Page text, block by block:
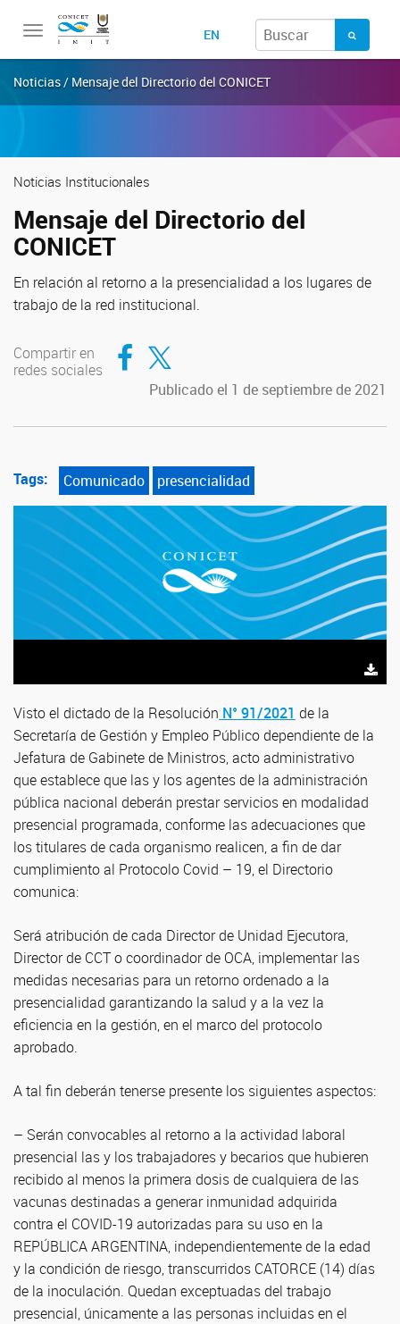
Toggle
EN
Noticias / Mensaje del Directorio del CONICET
Noticias Institucionales
Mensaje del Directorio del
CONICET
En relación al retorno a la presencialidad a los lugares de
trabajo de la red institucional.
Compartir en
redes sociales
Compartir en Facebook
Compartir en Twitter
Publicado el 1 de septiembre de 2021
Tags: Comunicado presencialidad
Visto el dictado de la Resolución N° 91/2021 de la
Secretaría de Gestión y Empleo Público dependiente de la
Jefatura de Gabinete de Ministros, acto administrativo
que establece que las y los agentes de la administración
pública nacional deberán prestar servicios en modalidad
presencial programada, conforme las adecuaciones que
los titulares de cada organismo realicen, a fin de dar
cumplimiento al Protocolo Covid – 19, el Directorio
comunica:
Será atribución de cada Director de Unidad Ejecutora,
Director de CCT o coordinador de OCA, implementar las
medidas necesarias para un retorno ordenado a la
presencialidad garantizando la salud y a la vez la
eficiencia en la gestión, en el marco del protocolo
aprobado.
A tal fin deberán tenerse presente los siguientes aspectos:
– Serán convocables al retorno a la actividad laboral
presencial las y los trabajadores y becarios que hubieren
recibido al menos la primera dosis de cualquiera de las
vacunas destinadas a generar inmunidad adquirida
contra el COVID-19 autorizadas para su uso en la
REPÚBLICA ARGENTINA, independientemente de la edad
y la condición de riesgo, transcurridos CATORCE (14) días
de la inoculación. Quedan exceptuadas del trabajo
presencial, únicamente a las personas incluidas en el